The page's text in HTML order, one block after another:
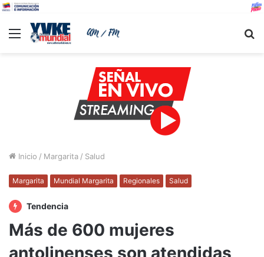
Menu
Inicio / Margarita / Salud
Margarita Mundial Margarita Regionales Salud
Tendencia
Más de 600 mujeres
antolinenses son atendidas